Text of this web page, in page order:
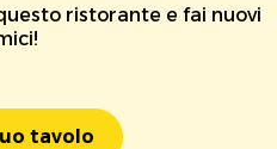
ristorante e fai nuovi
tavolo